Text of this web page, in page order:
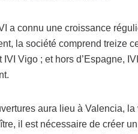
a connu une croissance
la société comprend treize
Vigo ; et hors d’Espagne,
aura lieu à Valencia,
il est nécessaire de créer